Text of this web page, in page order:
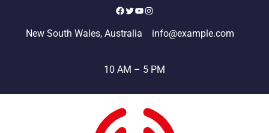
容
Facebook
X YouTube
Instagram
New South Wales, Australia info@example.com
10 AM – 5 PM